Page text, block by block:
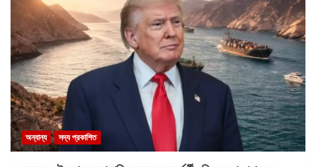
অন্যান্য সদ্য প্রকাশিত